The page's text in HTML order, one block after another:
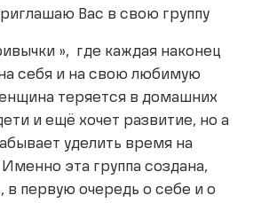
Вас в свою группу
», где каждая наконец
себя и на свою любимую
теряется в домашних
и ещё хочет развитие, но а
уделить время на
эта группа создана,
в первую очередь о себе и о